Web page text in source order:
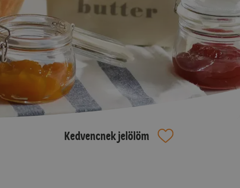
Kedvencnek jelölöm